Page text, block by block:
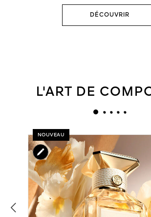
DÉCOUVRIR
L'ART DE
NOUVEAU